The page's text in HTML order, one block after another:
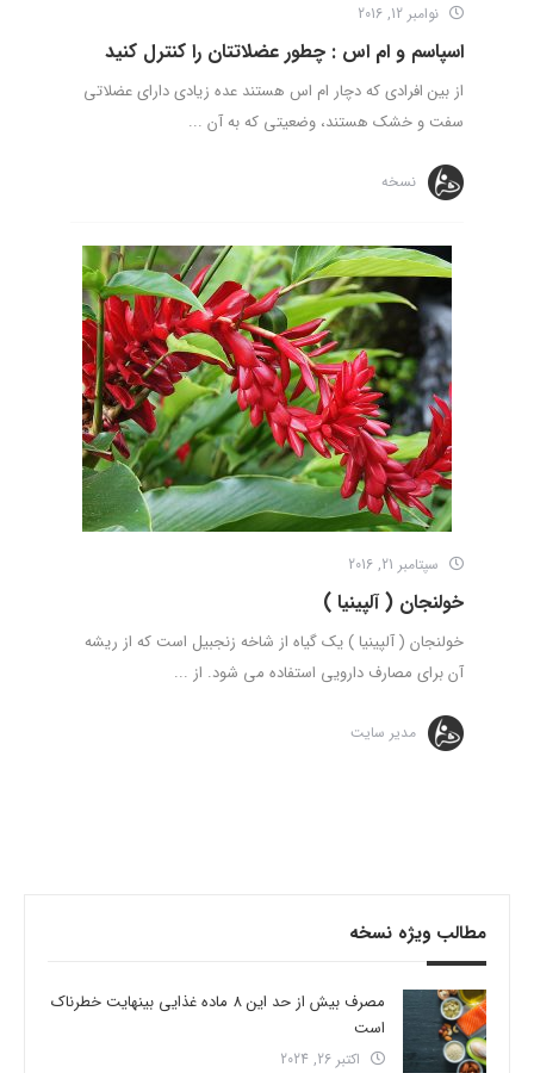
نوامبر 12, 2016
اسپاسم و ام اس : چطور عضلاتتان را کنترل کنید
از بین افرادی که دچار ام اس هستند عده زیادی دارای عضلاتی
سفت و خشک هستند، وضعیتی که به آن ...
نسخه
سپتامبر 21, 2016
خولنجان ( آلپینیا )
خولنجان ( آلپینیا ) یک گیاه از شاخه زنجبیل است که از ریشه
آن برای مصارف دارویی استفاده می شود. از ...
مدیر سایت
مطالب ویژه نسخه
مصرف بیش از حد این 8 ماده غذایی بینهایت خطرناک
است
اکتبر 26, 2024